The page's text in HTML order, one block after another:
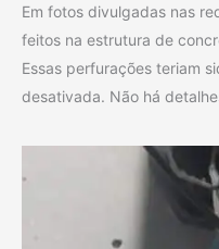
Em fotos divulgadas nas
feitos na estrutura de
Essas perfurações teriam
desativada. Não há